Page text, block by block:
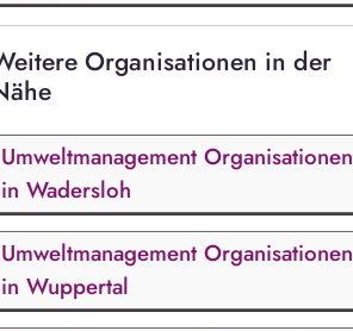
Organisationen in der
Umweltmanagement Organisationen
in Wadersloh
Umweltmanagement Organisationen
in Wuppertal